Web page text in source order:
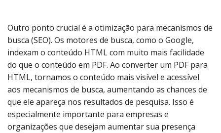
Outro ponto crucial é a otimização para mecanismos de
busca (SEO). Os motores de busca, como o Google,
indexam o conteúdo HTML com muito mais facilidade
do que o conteúdo em PDF. Ao converter um PDF para
HTML, tornamos o conteúdo mais visível e acessível
aos mecanismos de busca, aumentando as chances de
que ele apareça nos resultados de pesquisa. Isso é
especialmente importante para empresas e
organizações que desejam aumentar sua presença